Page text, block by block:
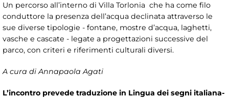
Un percorso all’interno di Villa Torlonia che ha come filo
conduttore la presenza dell’acqua declinata attraverso le
sue diverse tipologie - fontane, mostre d’acqua, laghetti,
vasche e cascate - legate a progettazioni successive del
parco, con criteri e riferimenti culturali diversi.
A cura di Annapaola Agati
L’incontro prevede traduzione in Lingua dei segni italiana-